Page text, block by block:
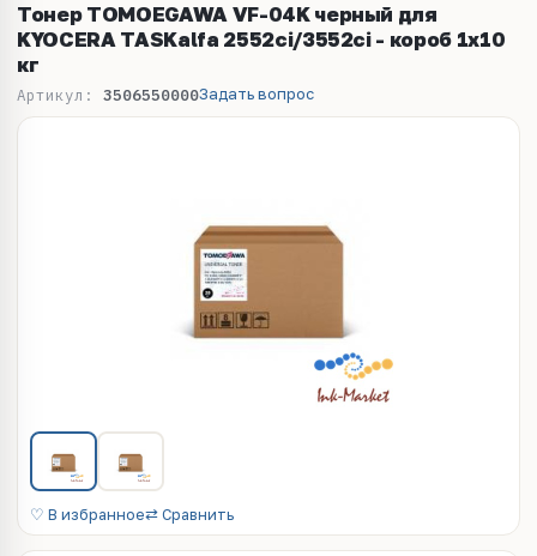
Тонер TOMOEGAWA VF-04K черный для
KYOCERA TASKalfa 2552ci/3552ci - короб 1х10
кг
Артикул: 3506550000Задать вопрос
♡ В избранное⇄ Сравнить